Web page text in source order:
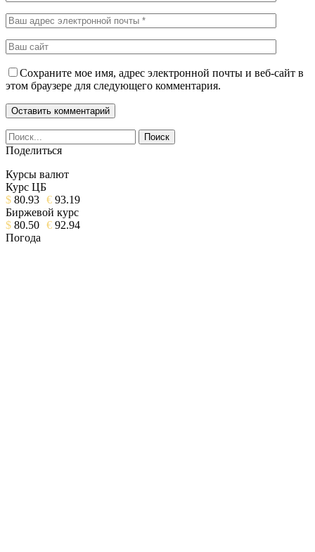
Сохраните мое имя, адрес электронной почты и веб-сайт в
этом браузере для следующего комментария.
Поделиться
Курсы валют
Курс ЦБ
$ 80.93 € 93.19
Биржевой курс
$ 80.50 € 92.94
Погода